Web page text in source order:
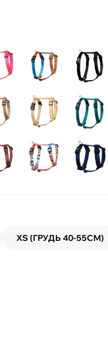
XS (ГРУДЬ 40-55СМ)